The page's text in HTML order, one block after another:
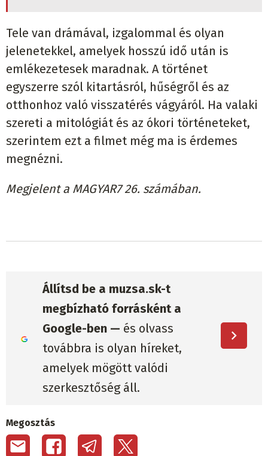
Tele van drámával, izgalommal és olyan
jelenetekkel, amelyek hosszú idő után is
emlékezetesek maradnak. A történet
egyszerre szól kitartásról, hűségről és az
otthonhoz való visszatérés vágyáról. Ha valaki
szereti a mitológiát és az ókori történeteket,
szerintem ezt a filmet még ma is érdemes
megnézni.
Megjelent a MAGYAR7 26. számában.
Állítsd be a muzsa.sk-t
megbízható forrásként a
Google-ben — és olvass
továbbra is olyan híreket,
amelyek mögött valódi
szerkesztőség áll.
Megosztás